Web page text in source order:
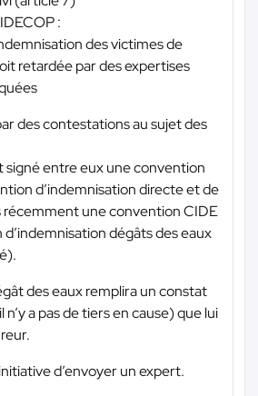
:
des victimes de
retardée par des expertises
des contestations au sujet des
signé entre eux une convention
d’indemnisation directe et de
récemment une convention CIDE
dégâts des eaux
des eaux remplira un constat
n’y a pas de tiers en cause) que lui
d’envoyer un expert.